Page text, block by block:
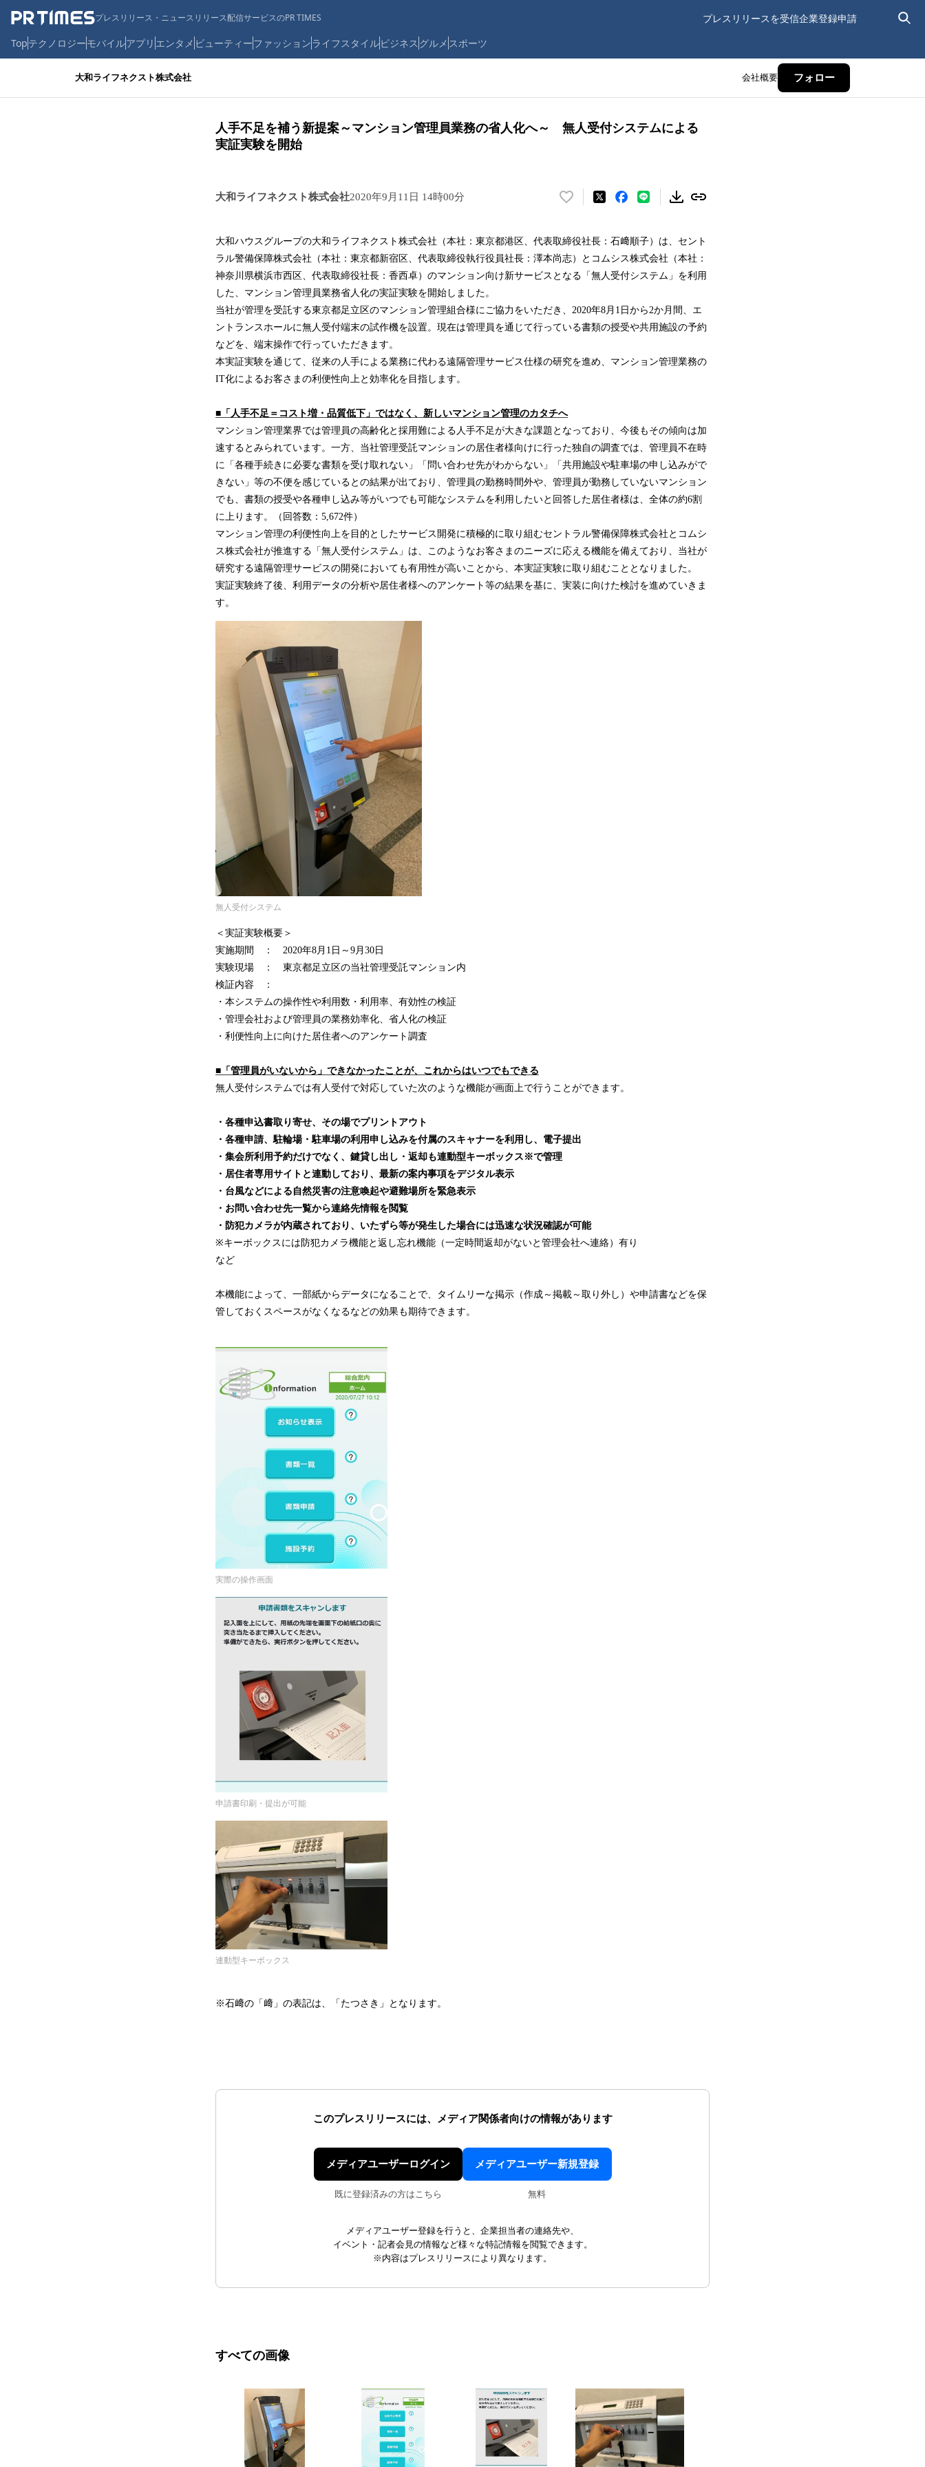
プレスリリース・ニュースリリース配信サービスのPR TIMES プレスリリースを受信企業登録申請
Topテクノロジーモバイルアプリ エンタメ ビューティーファッションライフスタイルビジネス グルメ スポーツ
大和ライフネクスト株式会社 会社概要 フォロー
人手不足を補う新提案～マンション管理員業務の省人化へ～ 無人受付システムによる
実証実験を開始
大和ライフネクスト株式会社2020年9月11日 14時00分
い
！
数
を
み
み
で
大和ハウスグループの大和ライフネクスト株式会社（本社：東京都港区、代表取締役社長：石﨑順子）は、セント
ラル警備保障株式会社（本社：東京都新宿区、代表取締役執行役員社長：澤本尚志）とコムシス株式会社（本社：
神奈川県横浜市西区、代表取締役社長：香西卓）のマンション向け新サービスとなる「無人受付システム」を利用
した、マンション管理員業務省人化の実証実験を開始しました。
当社が管理を受託する東京都足立区のマンション管理組合様にご協力をいただき、2020年8月1日から2か月間、エ
ントランスホールに無人受付端末の試作機を設置。現在は管理員を通じて行っている書類の授受や共用施設の予約
などを、端末操作で行っていただきます。
本実証実験を通じて、従来の人手による業務に代わる遠隔管理サービス仕様の研究を進め、マンション管理業務の
IT化によるお客さまの利便性向上と効率化を目指します。
■「人手不足＝コスト増・品質低下」ではなく、新しいマンション管理のカタチへ
マンション管理業界では管理員の高齢化と採用難による人手不足が大きな課題となっており、今後もその傾向は加
速するとみられています。一方、当社管理受託マンションの居住者様向けに行った独自の調査では、管理員不在時
に「各種手続きに必要な書類を受け取れない」「問い合わせ先がわからない」「共用施設や駐車場の申し込みがで
きない」等の不便を感じているとの結果が出ており、管理員の勤務時間外や、管理員が勤務していないマンション
でも、書類の授受や各種申し込み等がいつでも可能なシステムを利用したいと回答した居住者様は、全体の約6割
に上ります。（回答数：5,672件）
マンション管理の利便性向上を目的としたサービス開発に積極的に取り組むセントラル警備保障株式会社とコムシ
ス株式会社が推進する「無人受付システム」は、このようなお客さまのニーズに応える機能を備えており、当社が
研究する遠隔管理サービスの開発においても有用性が高いことから、本実証実験に取り組むこととなりました。
実証実験終了後、利用データの分析や居住者様へのアンケート等の結果を基に、実装に向けた検討を進めていきま
す。
無人受付システム
＜実証実験概要＞
実施期間 ： 2020年8月1日～9月30日
実験現場 ： 東京都足立区の当社管理受託マンション内
検証内容 ：
・本システムの操作性や利用数・利用率、有効性の検証
・管理会社および管理員の業務効率化、省人化の検証
・利便性向上に向けた居住者へのアンケート調査
■「管理員がいないから」できなかったことが、これからはいつでもできる
無人受付システムでは有人受付で対応していた次のような機能が画面上で行うことができます。
・各種申込書取り寄せ、その場でプリントアウト
・各種申請、駐輪場・駐車場の利用申し込みを付属のスキャナーを利用し、電子提出
・集会所利用予約だけでなく、鍵貸し出し・返却も連動型キーボックス※で管理
・居住者専用サイトと連動しており、最新の案内事項をデジタル表示
・台風などによる自然災害の注意喚起や避難場所を緊急表示
・お問い合わせ先一覧から連絡先情報を閲覧
・防犯カメラが内蔵されており、いたずら等が発生した場合には迅速な状況確認が可能
※キーボックスには防犯カメラ機能と返し忘れ機能（一定時間返却がないと管理会社へ連絡）有り
など
本機能によって、一部紙からデータになることで、タイムリーな掲示（作成～掲載～取り外し）や申請書などを保
管しておくスペースがなくなるなどの効果も期待できます。
実際の操作画面
申請書印刷・提出が可能
連動型キーボックス
※石﨑の「﨑」の表記は、「たつさき」となります。
このプレスリリースには、 メディア関係者向けの情報があります
メディアユーザーログイン
既に登録済みの方はこちら
メディアユーザー新規登録
無料
メディアユーザー登録を行うと、企業担当者の連絡先や、
イベント・記者会見の情報など様々な特記情報を閲覧できます。
※内容はプレスリリースにより異なります。
すべての画像